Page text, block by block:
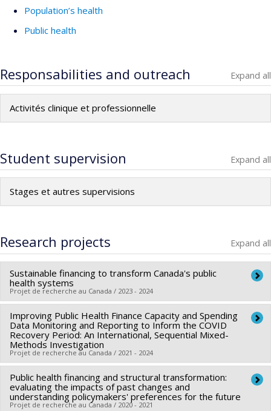
Population’s health
Public health
Responsabilities and outreach Expand all
Activités clinique et professionnelle
Student supervision Expand all
Stages et autres supervisions
Research projects Expand all
Sustainable financing to transform Canada's public
health systems
Projet de recherche au Canada / 2023 - 2024
Lead researcher : Mehdi Ammi, Sara Allin ,Barry N. Pakes
,
Andrew David Pinto
Co-researchers : Ak'ingabe Guyon
Funding sources:IRSC/Instituts de recherche en santé du
Canada
Grant programs:
Improving Public Health Finance Capacity and Spending
Data Monitoring and Reporting to Inform the COVID
Recovery Period: An International, Sequential Mixed-
Methods Investigation
Projet de recherche au Canada / 2021 - 2024
Lead researcher : Mehdi Ammi,Sara Allin
Co-researchers : Ak'ingabe Guyon
Funding sources:IRSC/Instituts de recherche en santé du
Public health financing and structural transformation:
evaluating the impacts of past changes and
understanding policymakers' preferences for the future
Projet de recherche au Canada / 2020 - 2021